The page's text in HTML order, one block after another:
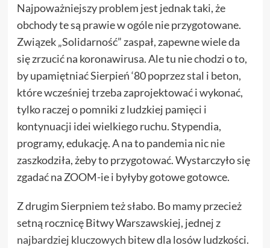
Najpoważniejszy problem jest jednak taki, że
obchody te są prawie w ogóle nie przygotowane.
Związek „Solidarność” zaspał, zapewne wiele da
się zrzucić na koronawirusa. Ale tu nie chodzi o to,
by upamiętniać Sierpień ‘80 poprzez stal i beton,
które wcześniej trzeba zaprojektować i wykonać,
tylko raczej o pomniki z ludzkiej pamięci i
kontynuacji idei wielkiego ruchu. Stypendia,
programy, edukację. A na to pandemia nic nie
zaszkodziła, żeby to przygotować. Wystarczyło się
zgadać na ZOOM-ie i byłyby gotowe gotowce.
Z drugim Sierpniem też słabo. Bo mamy przecież
setną rocznicę Bitwy Warszawskiej, jednej z
najbardziej kluczowych bitewdla losów ludzkości.